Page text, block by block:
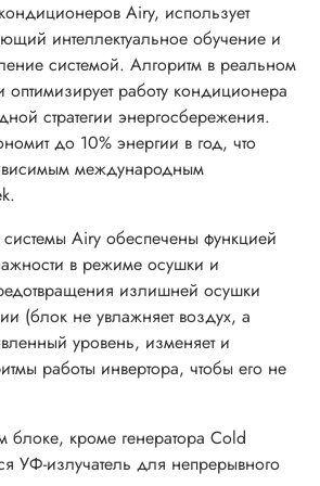
выделений, озона и
в моделях Airy применен
Wi-Fi с поддержкой блютуз
автоматического поиска и
большим количеством локальных
сплит системах Airy
автоматического изменения яркости
блока в зависимости от освещения,
звукового сигнала
“I feel”, “X-fan”, “SE”, “+8°C”
инверторных сплит систем Airy
в режиме обогрева
+50°C в режиме охлаждения. Класс
для режима охлаждения/обогрева
Airy, использует
интеллектуальное обучение и
системой. Алгоритм в реальном
оптимизирует работу кондиционера
стратегии энергосбережения.
до 10% энергии в год, что
международным
Airy обеспечены функцией
в режиме осушки и
излишней осушки
(блок не увлажняет воздух, а
уровень, изменяет и
работы инвертора, чтобы его не
блоке, кроме генератора Cold
УФ-излучатель для непрерывного